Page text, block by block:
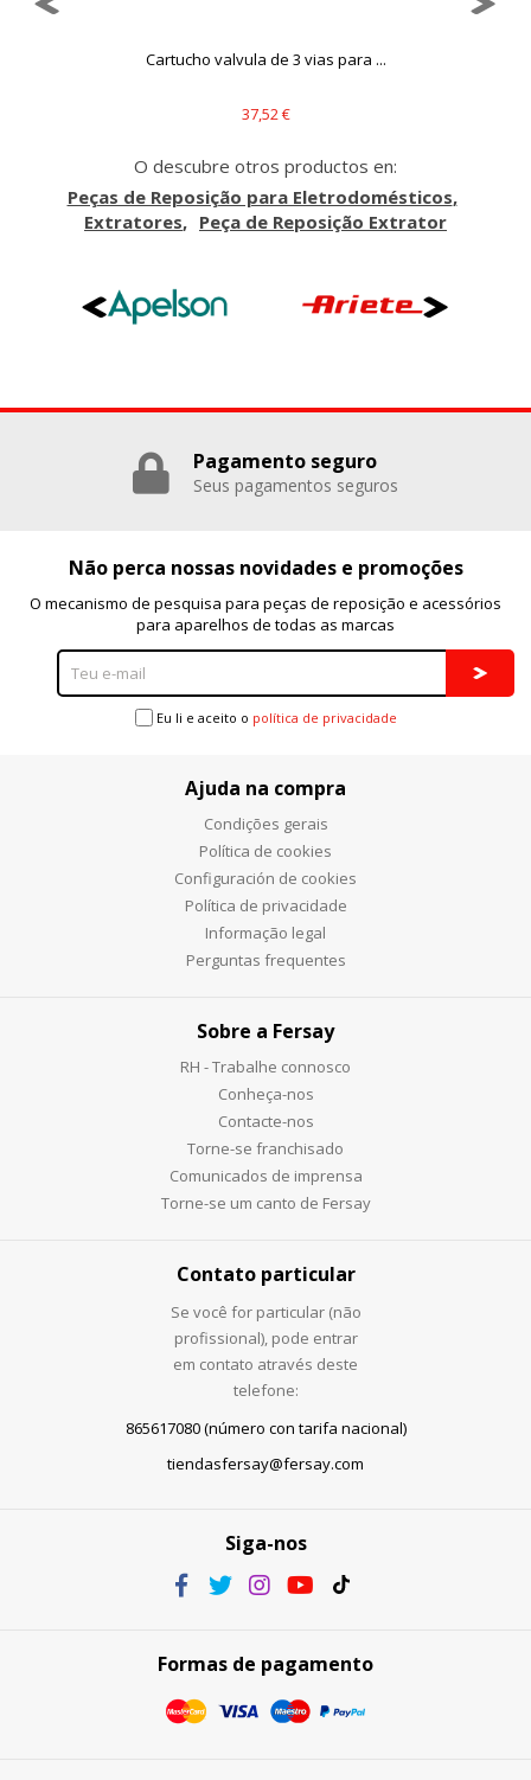
Cartucho valvula de 3 vias para ...
37,52 €
O descubre otros productos en:
Peças de Reposição para Eletrodomésticos
Extratores
Peça de Reposição Extrator
Pagamento seguro
Seus pagamentos seguros
Não perca nossas novidades e promoções
O mecanismo de pesquisa para peças de reposição e acessórios
para aparelhos de todas as marcas
Eu li e aceito o política de privacidade
Ajuda na compra
Condições gerais
Política de cookies
Configuración de cookies
Política de privacidade
Informação legal
Perguntas frequentes
Sobre a Fersay
RH - Trabalhe connosco
Conheça-nos
Contacte-nos
Torne-se franchisado
Comunicados de imprensa
Torne-se um canto de Fersay
Contato particular
Se você for particular (não
profissional), pode entrar
em contato através deste
telefone:
865617080 (número con tarifa nacional)
tiendasfersay@fersay.com
Siga-nos
Formas de pagamento